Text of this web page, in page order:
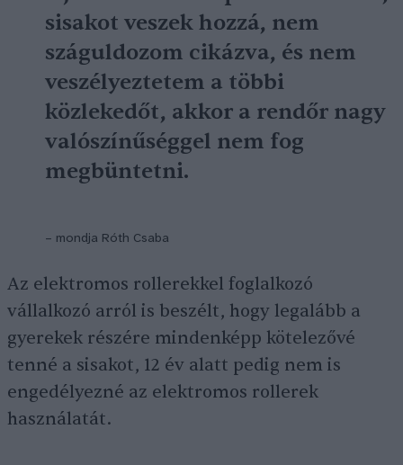
sisakot veszek hozzá, nem
száguldozom cikázva, és nem
veszélyeztetem a többi
közlekedőt, akkor a rendőr nagy
valószínűséggel nem fog
megbüntetni.
– mondja Róth Csaba
Az elektromos rollerekkel foglalkozó
vállalkozó arról is beszélt, hogy legalább a
gyerekek részére mindenképp kötelezővé
tenné a sisakot, 12 év alatt pedig nem is
engedélyezné az elektromos rollerek
használatát.